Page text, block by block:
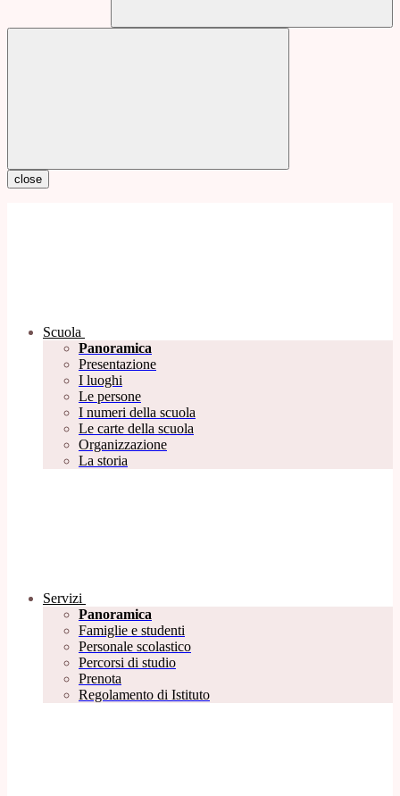
close
Scuola
Panoramica
Presentazione
I luoghi
Le persone
I numeri della scuola
Le carte della scuola
Organizzazione
La storia
Servizi
Panoramica
Famiglie e studenti
Personale scolastico
Percorsi di studio
Prenota
Regolamento di Istituto